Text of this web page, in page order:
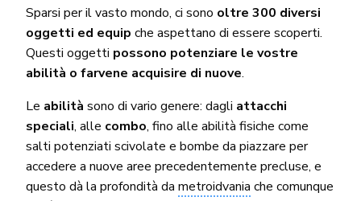
Sparsi per il vasto mondo, ci sono oltre 300 diversi
oggetti ed equip che aspettano di essere scoperti.
Questi oggetti possono potenziare le vostre
abilità o farvene acquisire di nuove.
Le abilità sono di vario genere: dagli attacchi
speciali, alle combo, fino alle abilità fisiche come
salti potenziati scivolate e bombe da piazzare per
accedere a nuove aree precedentemente precluse, e
questo dà la profondità dametroidvania che comunque